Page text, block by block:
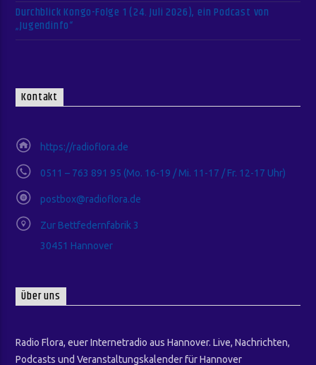
Durchblick Kongo-Folge 1 (24. Juli 2026), ein Podcast von
„Jugendinfo“
Kontakt
https://radioflora.de
0511 – 763 891 95 (Mo. 16-19 / Mi. 11-17 / Fr. 12-17 Uhr)
postbox@radioflora.de
Zur Bettfedernfabrik 3
30451 Hannover
Über uns
Radio Flora, euer Internetradio aus Hannover. Live, Nachrichten,
Podcasts und Veranstaltungskalender für Hannover